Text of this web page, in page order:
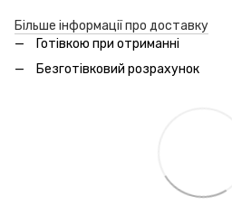
Більше інформації про доставку
Готівкою при отриманні
Безготівковий розрахунок